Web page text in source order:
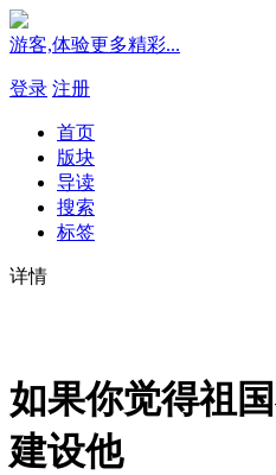
游客,体验更多精彩...
登录 注册
首页
版块
导读
搜索
标签
详情
如果你觉得祖
建设他